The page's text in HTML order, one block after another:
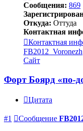
Сообщения: 869
Откуда: Оттуда
Контактная
Контактная
FB2012_Voronezh
Сайт
Форт Боярд «по-
Цитата
#1 Сообщение